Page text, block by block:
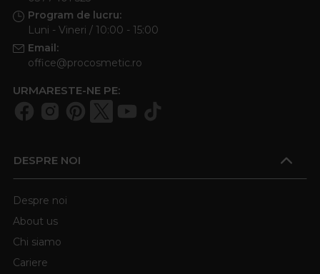
Program de lucru:
Luni - Vineri / 10:00 - 15:00
Email:
office@procosmetic.ro
URMARESTE-NE PE:
DESPRE NOI
Despre noi
About us
Chi siamo
Cariere